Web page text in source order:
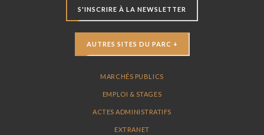
MARCHÉS PUBLICS
EMPLOI & STAGES
ACTES ADMINISTRATIFS
EXTRANET
S'INSCRIRE À LA NEWSLETTER
AUTRES SITES DU PARC +